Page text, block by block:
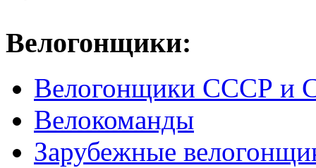
Велогонщики:
Велогонщики СССР и
Велокоманды
Зарубежные